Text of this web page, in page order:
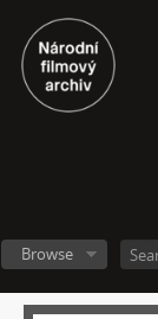
Browse
[Fonds]